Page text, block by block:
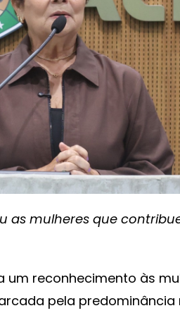
as mulheres que
um reconhecimento às
pela predominância